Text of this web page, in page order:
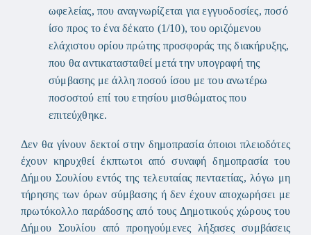
ωφελείας, που αναγνωρίζεται για εγγυοδοσίες, ποσό
ίσο προς το ένα δέκατο (1/10), του οριζόμενου
ελάχιστου ορίου πρώτης προσφοράς της διακήρυξης,
που θα αντικατασταθεί μετά την υπογραφή της
σύμβασης με άλλη ποσού ίσου με του ανωτέρω
ποσοστού επί του ετησίου μισθώματος που
επιτεύχθηκε.
Δεν θα γίνουν δεκτοί στην δημοπρασία όποιοι πλειοδότες
έχουν κηρυχθεί έκπτωτοι από συναφή δημοπρασία του
Δήμου Σουλίου εντός της τελευταίας πενταετίας, λόγω μη
τήρησης των όρων σύμβασης ή δεν έχουν αποχωρήσει με
πρωτόκολλο παράδοσης από τους Δημοτικούς χώρους του
Δήμου Σουλίου από προηγούμενες λήξασες συμβάσεις